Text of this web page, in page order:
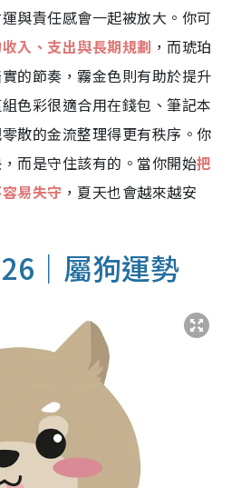
與責任感會一起被放大。你可
入、支出與長期規劃 ，而琥珀
的節奏，霧金色則有助於提升
色彩很適合用在錢包、筆記本
散的金流整理得更有秩序。你
而是守住該有的。當你開始把
易失守 ，夏天也會越來越安
｜屬狗運勢